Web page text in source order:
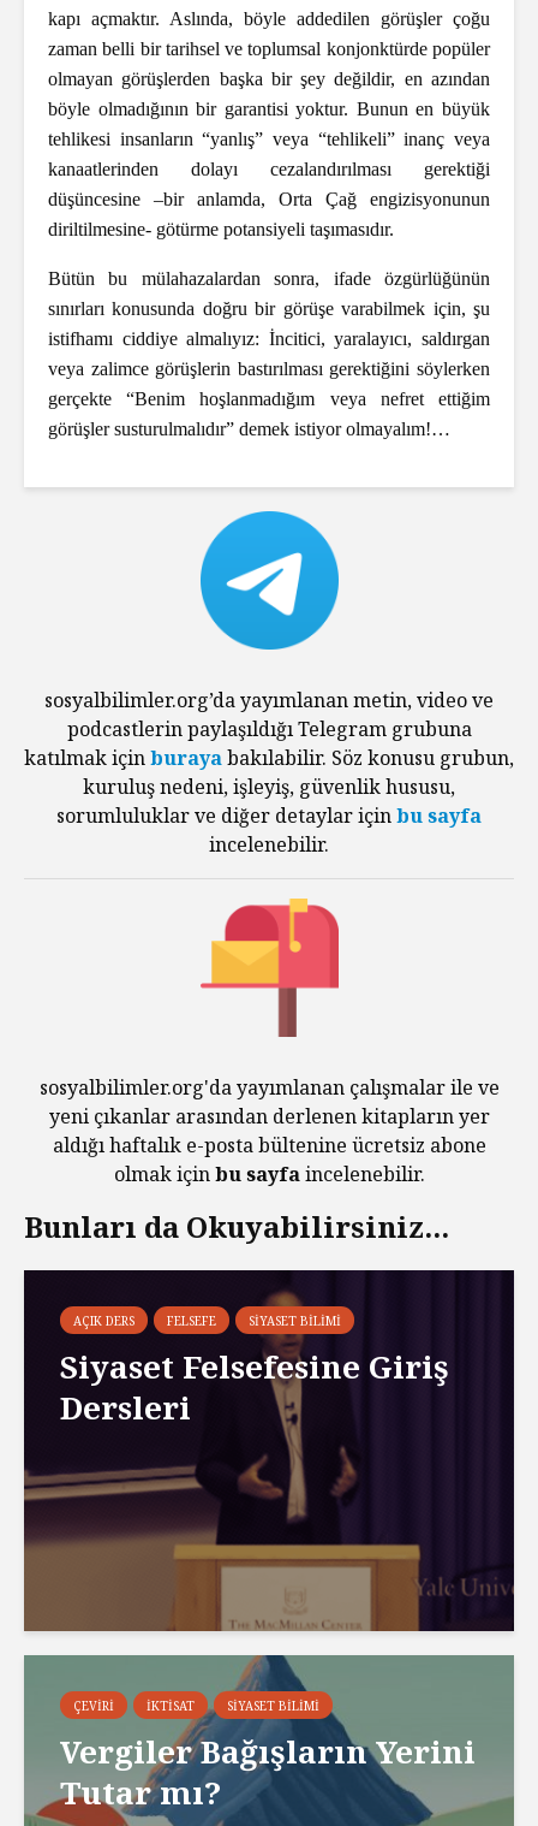
kapı açmaktır. Aslında, böyle addedilen görüşler çoğu
zaman belli bir tarihsel ve toplumsal konjonktürde popüler
olmayan görüşlerden başka bir şey değildir, en azından
böyle olmadığının bir garantisi yoktur. Bunun en büyük
tehlikesi insanların “yanlış” veya “tehlikeli” inanç veya
kanaatlerinden dolayı cezalandırılması gerektiği
düşüncesine –bir anlamda, Orta Çağ engizisyonunun
diriltilmesine- götürme potansiyeli taşımasıdır.
Bütün bu mülahazalardan sonra, ifade özgürlüğünün
sınırları konusunda doğru bir görüşe varabilmek için, şu
istifhamı ciddiye almalıyız: İncitici, yaralayıcı, saldırgan
veya zalimce görüşlerin bastırılması gerektiğini söylerken
gerçekte “Benim hoşlanmadığım veya nefret ettiğim
görüşler susturulmalıdır” demek istiyor olmayalım!…
sosyalbilimler.org’da yayımlanan metin, video ve
podcastlerin paylaşıldığı Telegram grubuna
katılmak içinburayabakılabilir. Söz konusu grubun,
kuruluş nedeni, işleyiş, güvenlik hususu,
sorumluluklar ve diğer detaylar içinbu sayfa
incelenebilir.
sosyalbilimler.org'da yayımlanan çalışmalar ile ve
yeni çıkanlar arasından derlenen kitapların yer
aldığı haftalık e-posta bültenine ücretsiz abone
olmak içinbu sayfaincelenebilir.
Bunları da Okuyabilirsiniz...
AÇIK DERS FELSEFE SIYASET BILIMI
Siyaset Felsefesine Giriş
Dersleri
ÇEVIRI İKTISAT SIYASET BILIMI
Vergiler Bağışların Yerini
Tutar mı?